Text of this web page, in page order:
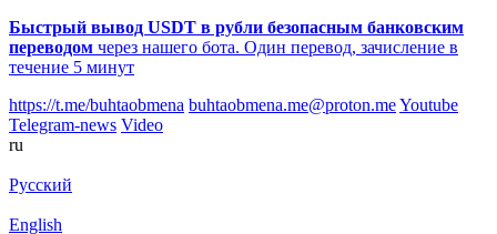
Быстрый вывод USDT в рубли безопасным банковским
переводом через нашего бота. Один перевод, зачисление в
течение 5 минут
https://t.me/buhtaobmena buhtaobmena.me@proton.meYoutube
Telegram-news Video
ru
Русский
English